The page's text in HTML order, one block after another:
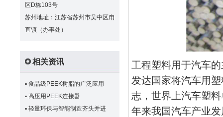
区D栋103号
苏州地址：江苏省苏州市吴中区甪
直镇（办事处）
相关资讯
▪ 食品级PEEK树脂的广泛应用
▪ 高压用PEEK连接器
▪ 轻量环保与智能制造齐头并进
工程塑料用于汽车
发达国家将汽车用
志，世界上汽车塑
年来我国汽车产业